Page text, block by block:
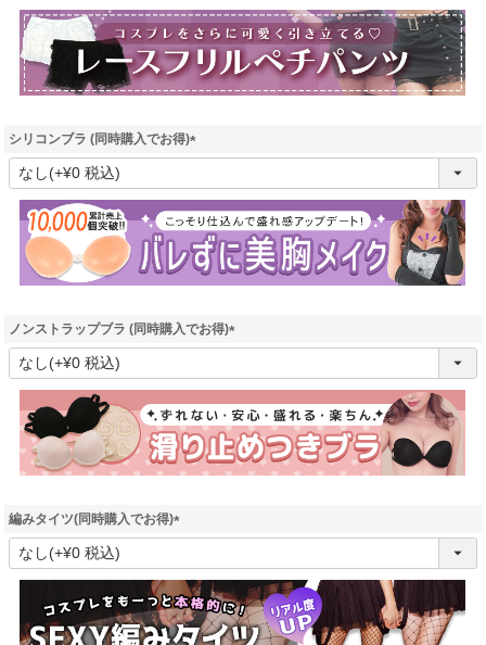
須
)
シリコンブラ (同時購入でお得)
(
須
)
ノンストラップブラ (同時購入でお得)
(
須
)
編みタイツ(同時購入でお得)
(
須
)